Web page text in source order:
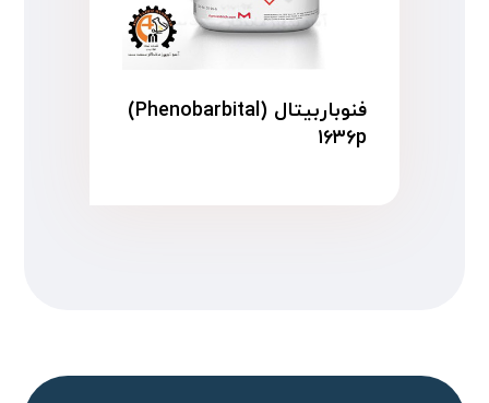
فنوباربیتال (Phenobarbital)
۱۶۳۶p